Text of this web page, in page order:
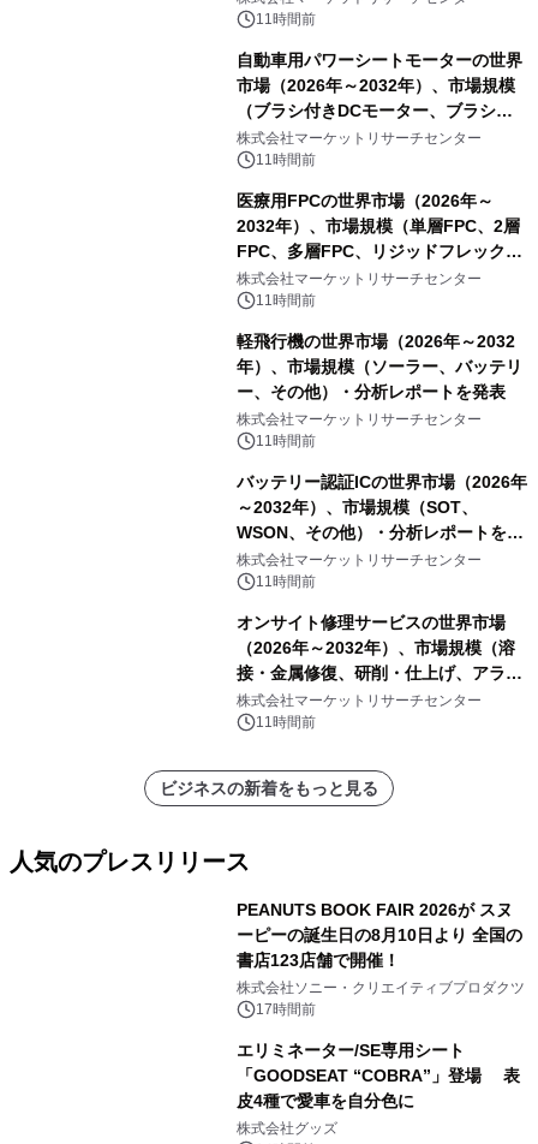
11時間前
自動車用パワーシートモーターの世界
市場（2026年～2032年）、市場規模
（ブラシ付きDCモーター、ブラシレ
スDCモーター）・分析レポートを発
表
株式会社マーケットリサーチセンター
11時間前
医療用FPCの世界市場（2026年～
2032年）、市場規模（単層FPC、2層
FPC、多層FPC、リジッドフレックス
PCB）・分析レポートを発表
株式会社マーケットリサーチセンター
11時間前
軽飛行機の世界市場（2026年～2032
年）、市場規模（ソーラー、バッテリ
ー、その他）・分析レポートを発表
株式会社マーケットリサーチセンター
11時間前
バッテリー認証ICの世界市場（2026年
～2032年）、市場規模（SOT、
WSON、その他）・分析レポートを発
表
株式会社マーケットリサーチセンター
11時間前
オンサイト修理サービスの世界市場
（2026年～2032年）、市場規模（溶
接・金属修復、研削・仕上げ、アライ
メント、その他）・分析レポートを発
表
株式会社マーケットリサーチセンター
11時間前
ビジネスの新着をもっと見る
人気のプレスリリース
PEANUTS BOOK FAIR 2026が スヌ
ーピーの誕生日の8月10日より 全国の
書店123店舗で開催！
株式会社ソニー・クリエイティブプロダクツ
17時間前
エリミネーター/SE専用シート
「GOODSEAT “COBRA”」登場 表
皮4種で愛車を自分色に
株式会社グッズ